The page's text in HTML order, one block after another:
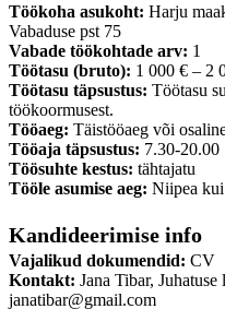
Töökoha asukoht: Harju
Vabaduse pst 75
Vabade töökohtade arv: 1
Töötasu (bruto): 1 000 € – 2
Töötasu täpsustus: Töötasu
töökoormusest.
Tööaeg: Täistööaeg või
Tööaja täpsustus: 7.30-20.00
Töösuhte kestus: tähtajatu
Tööle asumise aeg: Niipea
Kandideerimise info
Vajalikud dokumendid: CV
Kontakt: Jana Tibar,
janatibar@gmail.com